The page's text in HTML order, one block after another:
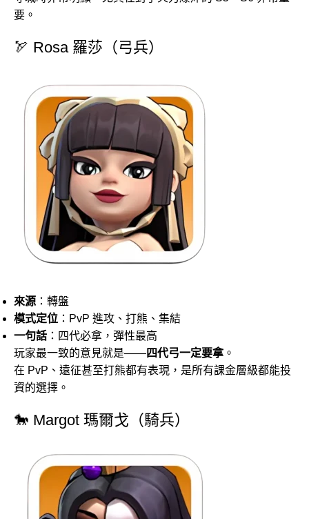
要。
🏹 Rosa 羅莎（弓兵）
來源 ：轉盤
模式定位 ：PvP 進攻、打熊、集結
一句話 ：四代必拿，彈性最高
玩家最一致的意見就是——四代弓一定要拿 。
在 PvP、遠征甚至打熊都有表現，是所有課金層級都能投
資的選擇。
🐎 Margot 瑪爾戈（騎兵）